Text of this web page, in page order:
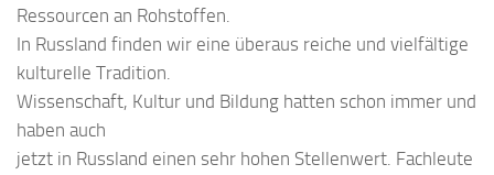
Ressourcen an Rohstoffen.
In Russland finden wir eine überaus reiche und vielfältige
kulturelle Tradition.
Wissenschaft, Kultur und Bildung hatten schon immer und
haben auch
jetzt in Russland einen sehr hohen Stellenwert. Fachleute